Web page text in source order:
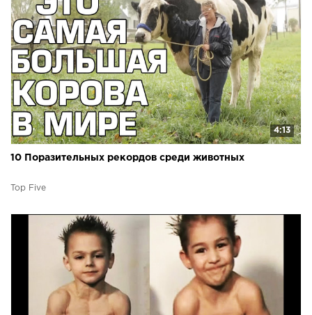
4:13
10 Поразительных рекордов среди животных
Top Five